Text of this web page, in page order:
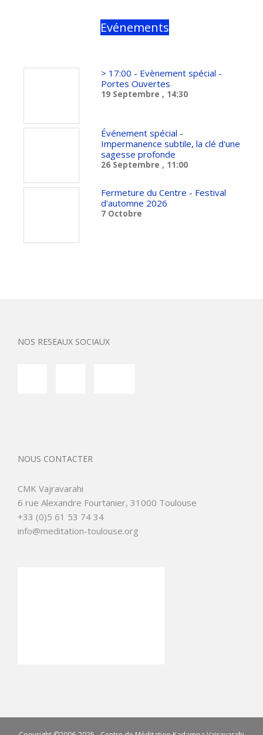
Evénements
> 17:00 - Evènement spécial -
Portes Ouvertes
19 Septembre , 14:30
Événement spécial -
Impermanence subtile, la clé d'une
sagesse profonde
26 Septembre , 11:00
Fermeture du Centre - Festival
d'automne 2026
7 Octobre
NOS RESEAUX SOCIAUX
NOUS CONTACTER
CMK Vajravarahi
6 rue Alexandre Fourtanier, 31000 Toulouse
+33 (0)5 61 53 74 34
info@meditation-toulouse.org